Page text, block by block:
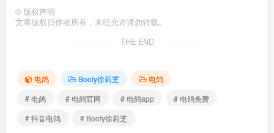
© 版权声明
文章版权归作者所有，未经允许请勿转载。
THE END
电鸽 Booty徐莉芝
电鸽
# 电鸽
# 电鸽官网 # 电鸽app
# 电鸽免费
# 抖音电鸽
# Booty徐莉芝